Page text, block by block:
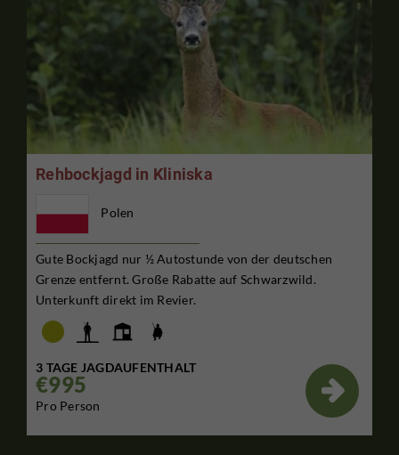
Rehbockjagd in Kliniska
Polen
Gute Bockjagd nur ½ Autostunde von der deutschen
Grenze entfernt. Große Rabatte auf Schwarzwild.
Unterkunft direkt im Revier.
3 TAGE JAGDAUFENTHALT
€995
Pro Person
